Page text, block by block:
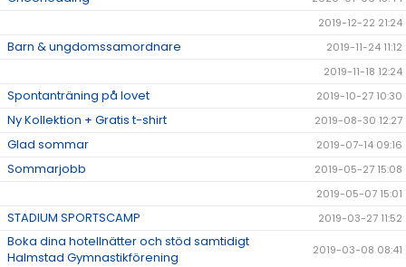
2019-12-22 21:24
Barn & ungdomssamordnare
2019-11-24 11:12
2019-11-18 12:24
Spontanträning på lovet 2019-10-27 10:30
Ny Kollektion + Gratis t-shirt 2019-08-30 12:27
Glad sommar 2019-07-14 09:16
Sommarjobb
2019-05-27 15:08
2019-05-07 15:01
STADIUM SPORTSCAMP 2019-03-27 11:52
Boka dina hotellnätter och stöd samtidigt
Halmstad Gymnastikförening
2019-03-08 08:41